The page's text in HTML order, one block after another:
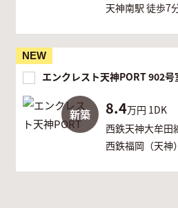
天神南駅 徒歩7
NEW
新築
エンクレスト天神PORT 902号
8.4万円 1DK
西鉄天神大牟田
西鉄福岡（天神